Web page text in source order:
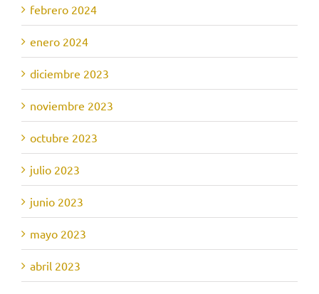
febrero 2024
enero 2024
diciembre 2023
noviembre 2023
octubre 2023
julio 2023
junio 2023
mayo 2023
abril 2023